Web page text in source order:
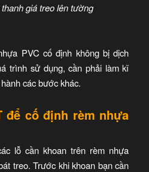
giá treo lên tường
PVC cố định không bị dịch
trình sử dụng, cần phải làm kĩ
các bước khác.
để cố định rèm nhựa
lỗ cần khoan trên rèm nhựa
treo. Trước khi khoan bạn cần